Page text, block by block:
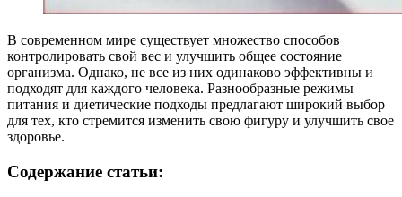
В современном мире существует множество способов
контролировать свой вес и улучшить общее состояние
организма. Однако, не все из них одинаково эффективны и
подходят для каждого человека. Разнообразные режимы
питания и диетические подходы предлагают широкий выбор
для тех, кто стремится изменить свою фигуру и улучшить свое
здоровье.
Содержание статьи: